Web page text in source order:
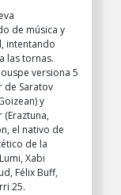
de música y
intentando
las tornas.
versiona 5
de Saratov
y
el nativo de
de la
Xabi
Félix Buff,
25.